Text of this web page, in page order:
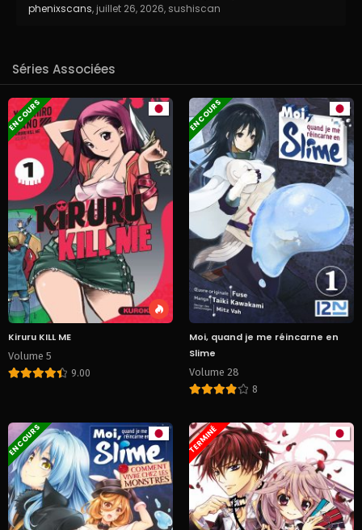
phenixscans, juillet 26, 2026, sushiscan
Séries Associées
EN COURS
Kiruru KILL ME
Volume 5
9.00
EN COURS
Moi, quand je me réincarne en
Slime
Volume 28
8
EN COURS TERMINÉ